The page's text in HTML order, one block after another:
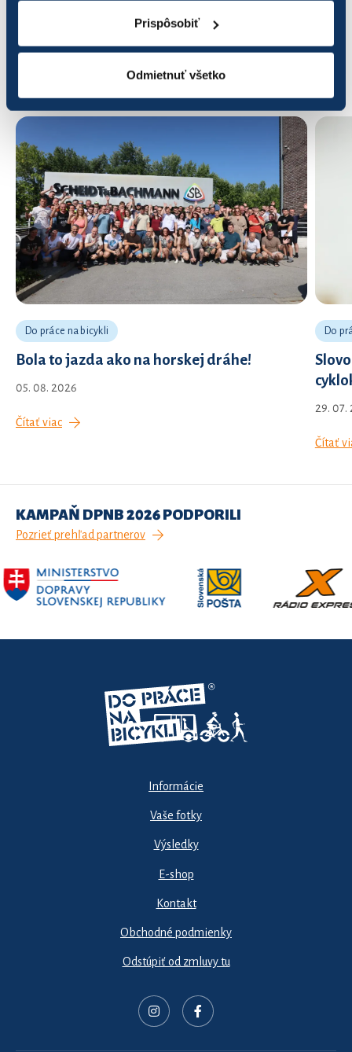
Prispôsobiť
Odmietnuť všetko
ĎALŠIE NOVINKY
Do práce na bicykli
Bola to jazda ako na horskej dráhe!
05. 08. 2026
Čítať viac
Do
29. 07.
Čítať
KAMPAŇ DPNB 2026 PODPORILI
Pozrieť prehľad partnerov
Informácie
Vaše fotky
Výsledky
E-shop
Kontakt
Obchodné podmienky
Odstúpiť od zmluvy tu